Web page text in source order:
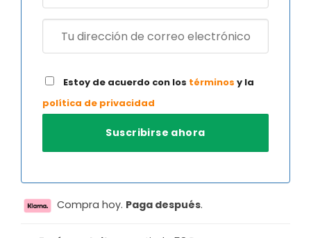
Estoy de acuerdo con los términos y la
política de privacidad
Compra hoy. Paga después.